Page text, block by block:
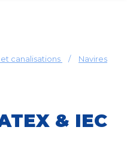
canalisations /
Navires
& IEC